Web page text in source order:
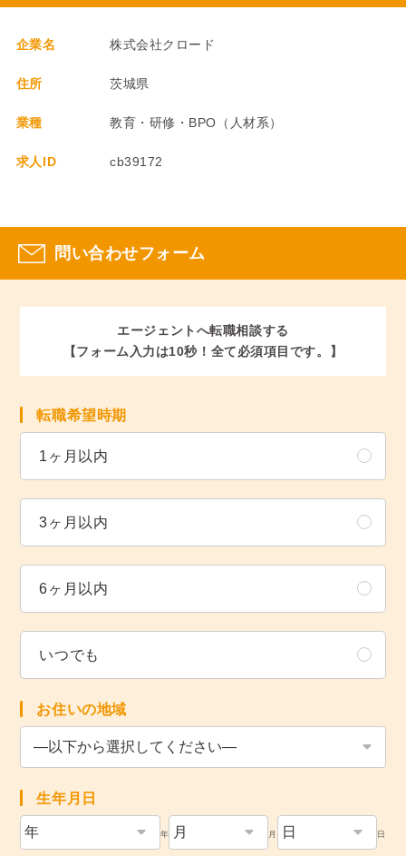
企業名 株式会社クロード
住所 茨城県
業種 教育・研修・BPO（人材系）
求人ID cb39172
問い合わせフォーム
エージェントへ転職相談する
【フォーム入力は10秒！全て必須項目です。】
転職希望時期
1ヶ月以内
3ヶ月以内
6ヶ月以内
いつでも
お住いの地域
生年月日
年 月 日